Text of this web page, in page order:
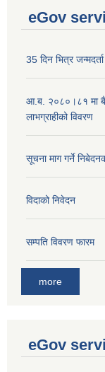
eGov
35 दिन भित्र
आ.ब. २०८०।८१ मा बैकं
लाभग्राहीको विवरण
सूचना माग गर्ने
विदाको निवेदन
सम्पति विवरण फारम
more
eGov